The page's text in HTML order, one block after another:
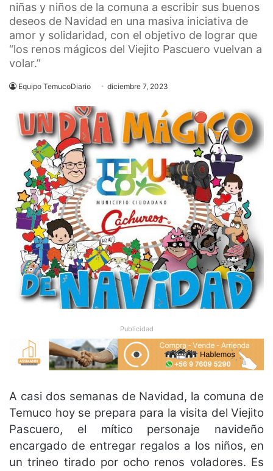
niñas y niños de la comuna a escribir sus buenos
deseos de Navidad en una masiva iniciativa de
amor y solidaridad, con el objetivo de lograr que
“los renos mágicos del Viejito Pascuero vuelvan a
volar.”
Equipo TemucoDiario diciembre 7, 2023
Publicidad
A casi dos semanas de Navidad, la comuna de
Temuco hoy se prepara para la visita del Viejito
Pascuero, el mítico personaje navideño
encargado de entregar regalos a los niños, en
un trineo tirado por ocho renos voladores. Es